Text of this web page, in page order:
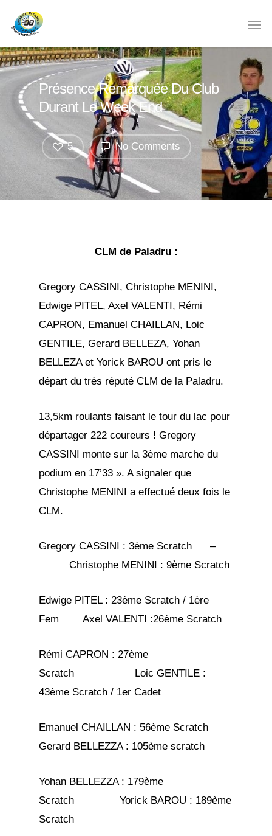
Présence Remarquée Du Club
Durant Le Week End
No Comments
5
CLM de Paladru :
Gregory CASSINI, Christophe MENINI,
Edwige PITEL, Axel VALENTI, Rémi
CAPRON, Emanuel CHAILLAN, Loic
GENTILE, Gerard BELLEZA, Yohan
BELLEZA et Yorick BAROU ont pris le
départ du très réputé CLM de la Paladru.
13,5km roulants faisant le tour du lac pour
départager 222 coureurs ! Gregory
CASSINI monte sur la 3ème marche du
podium en 17’33 ». A signaler que
Christophe MENINI a effectué deux fois le
CLM.
Gregory CASSINI : 3ème Scratch –
Christophe MENINI : 9ème Scratch
Edwige PITEL : 23ème Scratch / 1ère
Fem Axel VALENTI :26ème Scratch
Rémi CAPRON : 27ème
Scratch Loic GENTILE :
43ème Scratch / 1er Cadet
Emanuel CHAILLAN : 56ème Scratch
Gerard BELLEZZA : 105ème scratch
Yohan BELLEZZA : 179ème
Scratch Yorick BAROU : 189ème
Scratch